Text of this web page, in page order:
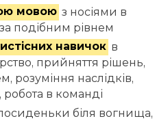
мовою з носіями в
подібним рівнем
навичок в
прийняття рішень,
розуміння наслідків,
робота в команді
біля вогнища,